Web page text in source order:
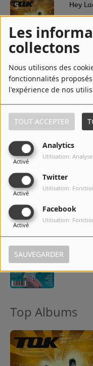
Les
collectons
Nous utilisons des
fonctionnalités
l'expérience de nos
TOUT ACCEPTER
Analytics
Activé
Utilisation: Analyse
Twitter
Activé
Utilisation:
Facebook
Activé
Utilisation:
SAUVEGARDER
5 Hey
6 Haters
7 She's
10
Top Albums